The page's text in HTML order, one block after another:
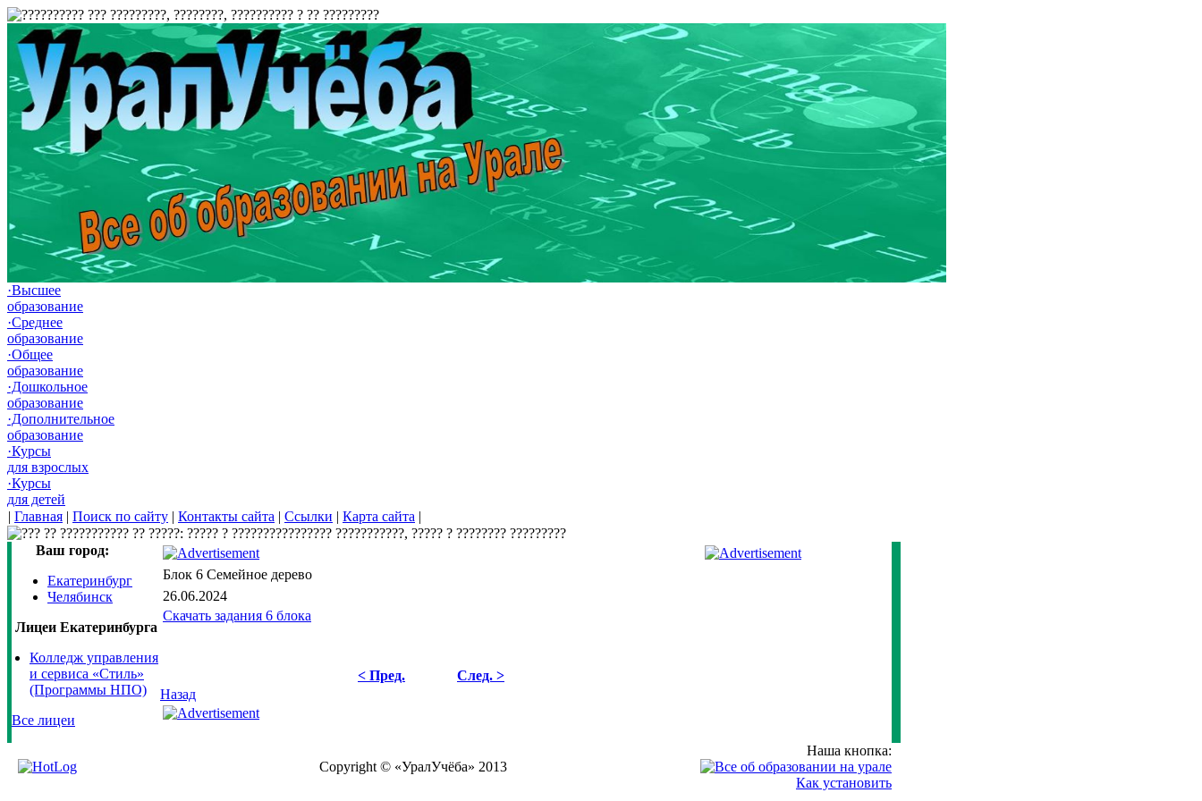
·Высшее
образование
·Среднее
образование
·Общее
образование
·Дошкольное
образование
·Дополнительное
образование
·Курсы
для взрослых
·Курсы
для детей
| Главная | Поиск по сайту | Контакты сайта | Ссылки | Карта сайта |
Ваш город:
Екатеринбург
Челябинск
Лицеи Екатеринбурга
Колледж управления
и сервиса «Стиль»
(Программы НПО)
Все лицеи
Блок 6 Семейное дерево
26.06.2024
Скачать задания 6 блока
< Пред.
След. >
Назад
Наша кнопка:
Copyright © «УралУчёба» 2013
Как установить